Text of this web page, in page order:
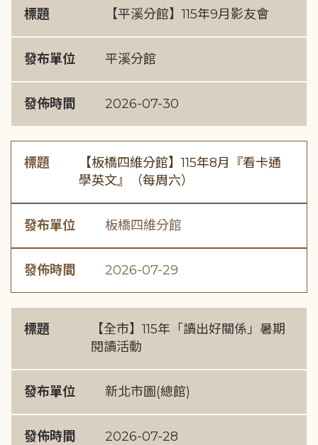
標題 【平溪分館】115年9月影友會
發布單位 平溪分館
發佈時間 2026-07-30
標題
【板橋四維分館】115年8月『看卡通
學英文』（每周六）
發布單位 板橋四維分館
發佈時間 2026-07-29
標題
【全市】115年「讀出好關係」暑期
閱讀活動
發布單位 新北市圖(總館)
發佈時間 2026-07-28